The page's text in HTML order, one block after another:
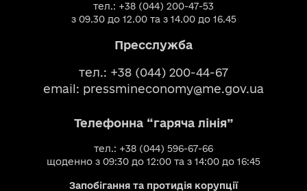
тел.: +38 (044) 200-47-53
з 09.30 до 12.00 та з 14.00 до 16.45
Пресслужба
тел.: +38 (044) 200-44-67
email: pressmineconomy@me.gov.ua
Телефонна “гаряча лінія”
тел.: +38 (044) 596-67-66
щоденно з 09:30 до 12:00 та з 14:00 до 16:45
Запобігання та протидія корупції